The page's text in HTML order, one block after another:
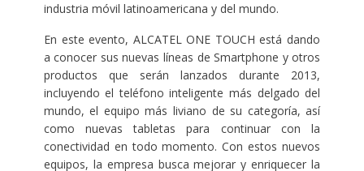
industria móvil latinoamericana y del mundo.
En este evento, ALCATEL ONE TOUCH está dando
a conocer sus nuevas líneas de Smartphone y otros
productos que serán lanzados durante 2013,
incluyendo el teléfono inteligente más delgado del
mundo, el equipo más liviano de su categoría, así
como nuevas tabletas para continuar con la
conectividad en todo momento. Con estos nuevos
equipos, la empresa busca mejorar y enriquecer la